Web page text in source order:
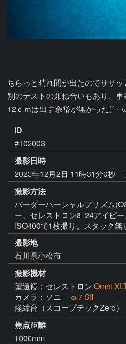
ちらっと晴れ間が出たのでササッ
別のテストの兼ね合いもあり、車
ID
#102003
撮影日時
2023年12月2日 11時31分0秒
撮影方法
バーダーハーシャルプリズム
ー、セレストロン8ｰ24アイピー
ISO400で1枚撮り。スタック無
撮影地
石川県小松市
撮影機材
望遠鏡：セレストロン Omni
カメラ：ソニー α７SⅡ
経緯台（スコープテックZero）
焦点距離
1000mm